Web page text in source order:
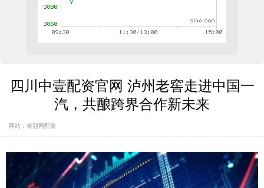
四川中壹配资官网 泸州老窖走进中国一
汽，共酿跨界合作新未来
网站：睿迎网配资